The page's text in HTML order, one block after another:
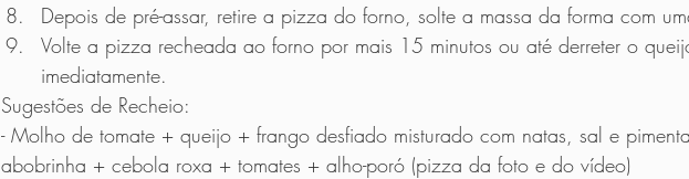
Depois de pré-assar, retire a pizza do forno, solte a massa da forma com
Volte a pizza recheada ao forno por mais 15 minutos ou até derreter o
imediatamente.
Sugestões de Recheio:
- Molho de tomate + queijo + frango desfiado misturado com natas, sal e
abobrinha + cebola roxa + tomates + alho-poró (pizza da foto e do vídeo)